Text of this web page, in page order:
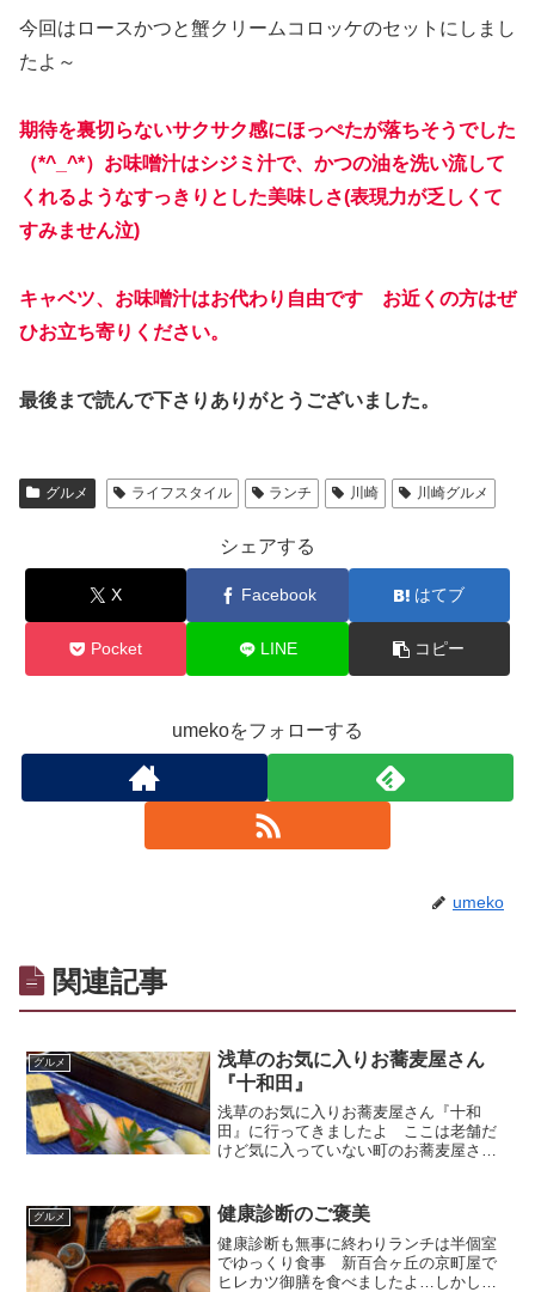
今回はロースかつと蟹クリームコロッケのセットにしまし
たよ～
期待を裏切らないサクサク感にほっぺたが落ちそうでした
（*^_^*）お味噌汁はシジミ汁で、かつの油を洗い流して
くれるようなすっきりとした美味しさ(表現力が乏しくて
すみません泣)
キャベツ、お味噌汁はお代わり自由です お近くの方はぜ
ひお立ち寄りください。
最後まで読んで下さりありがとうございました。
グルメ ライフスタイル ランチ 川崎 川崎グルメ
シェアする
X Facebook はてブ
Pocket LINE コピー
umekoをフォローする
umeko
関連記事
グルメ
浅草のお気に入りお蕎麦屋さん
『十和田』
浅草のお気に入りお蕎麦屋さん『十和
田』に行ってきましたよ ここは老舗だ
けど気に入っていない町のお蕎麦屋さん
グルメ 健康診断のご褒美
健康診断も無事に終わりランチは半個室
でゆっくり食事 新百合ヶ丘の京町屋で
ヒレカツ御膳を食べましたよ…しかし、